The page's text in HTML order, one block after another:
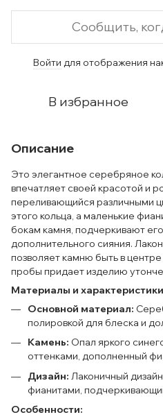
Сообщить,
Войти для отображения
В избранное
Описание
Это элегантное серебряное
впечатляет своей красотой и
переливающийся различными
этого кольца, а маленькие
бокам камня, подчеркивают
дополнительного сияния.
позволяет камню быть в
пробы придает изделию
Материалы и
Основной материал:
полировкой для блеска и
Камень: Опал яркого
оттенками, дополненный
Дизайн: Лаконичный
фианитами,
Особенности: